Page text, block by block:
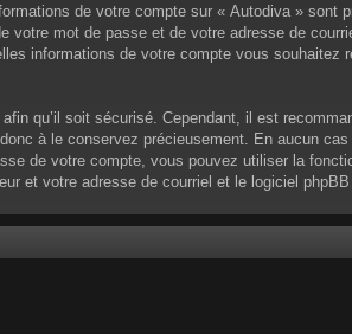
de votre compte sur « Autodiva »
votre mot de passe et de votre adresse de
informations de votre compte vous
qu’il soit sécurisé. Cependant, il est
à le conservez précieusement. En aucun
de votre compte, vous pouvez utiliser la
et votre adresse de courriel et le logiciel